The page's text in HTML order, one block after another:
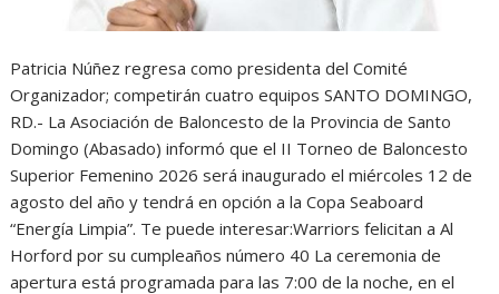
Patricia Núñez regresa como presidenta del Comité
Organizador; competirán cuatro equipos SANTO DOMINGO,
RD.- La Asociación de Baloncesto de la Provincia de Santo
Domingo (Abasado) informó que el II Torneo de Baloncesto
Superior Femenino 2026 será inaugurado el miércoles 12 de
agosto del año y tendrá en opción a la Copa Seaboard
“Energía Limpia”. Te puede interesar:Warriors felicitan a Al
Horford por su cumpleaños número 40 La ceremonia de
apertura está programada para las 7:00 de la noche, en el